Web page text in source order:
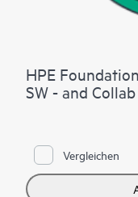
HPE
SW - and
Vergleichen